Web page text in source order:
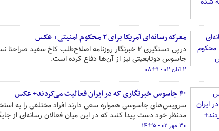
معرکه رسانه‌ای آمریکا برای ۲ محکوم امنیتی+ عکس
درپی دستگیری ۲ خبرنگار روزنامه اصلاح‌طلب کاخ
جاسوس دوتابعیتی نیز از آن‌ها دفاع کرده است.
۲ آبان ۰۲ - ۰۸:۳۱
۴۰ جاسوس خبرنگاری که در ایران فعالیت می‌کردند+ عکس
سرویس‌های جاسوسی همواره سعی دارند افراد مختلفی را به
مدنظر خود دست پیدا کنند که در این میان فعالان رسانه‌ای از
۳۰ مهر ۰۲ - ۱۴:۳۵